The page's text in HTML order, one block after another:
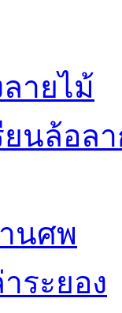
ลายไม้
ยนล้อล
นศพ
ระยอง